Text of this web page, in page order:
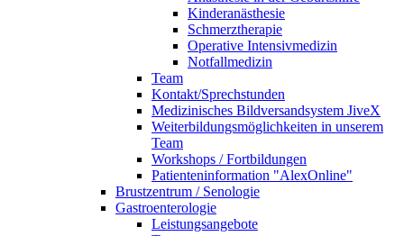
Kinderanästhesie
Schmerztherapie
Operative Intensivmedizin
Notfallmedizin
Team
Kontakt/Sprechstunden
Medizinisches Bildversandsystem JiveX
Weiterbildungsmöglichkeiten in unserem
Team
Workshops / Fortbildungen
Patienteninformation "AlexOnline"
Brustzentrum / Senologie
Gastroenterologie
Leistungsangebote